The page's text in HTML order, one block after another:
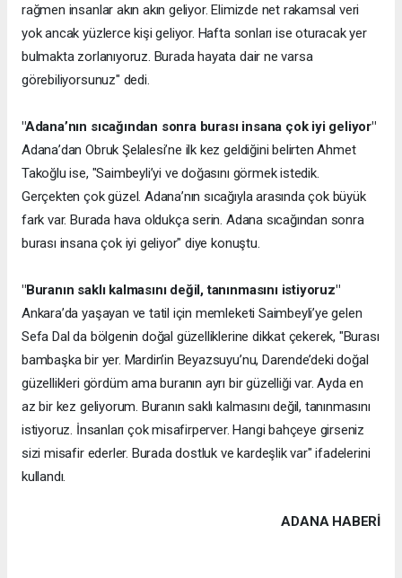
rağmen insanlar akın akın geliyor. Elimizde net rakamsal veri
yok ancak yüzlerce kişi geliyor. Hafta sonları ise oturacak yer
bulmakta zorlanıyoruz. Burada hayata dair ne varsa
görebiliyorsunuz" dedi.
"Adana’nın sıcağından sonra burası insana çok iyi geliyor"
Adana’dan Obruk Şelalesi’ne ilk kez geldiğini belirten Ahmet
Takoğlu ise, "Saimbeyli’yi ve doğasını görmek istedik.
Gerçekten çok güzel. Adana’nın sıcağıyla arasında çok büyük
fark var. Burada hava oldukça serin. Adana sıcağından sonra
burası insana çok iyi geliyor" diye konuştu.
"Buranın saklı kalmasını değil, tanınmasını istiyoruz"
Ankara’da yaşayan ve tatil için memleketi Saimbeyli’ye gelen
Sefa Dal da bölgenin doğal güzelliklerine dikkat çekerek, "Burası
bambaşka bir yer. Mardin’in Beyazsuyu’nu, Darende’deki doğal
güzellikleri gördüm ama buranın ayrı bir güzelliği var. Ayda en
az bir kez geliyorum. Buranın saklı kalmasını değil, tanınmasını
istiyoruz. İnsanları çok misafirperver. Hangi bahçeye girseniz
sizi misafir ederler. Burada dostluk ve kardeşlik var" ifadelerini
kullandı.
ADANA HABERİ